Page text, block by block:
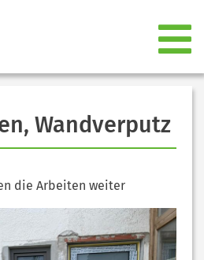
Wandverputz
die Arbeiten weiter